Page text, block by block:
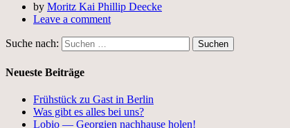
by Moritz Kai Phillip Deecke
Leave a comment
Suche nach:
Neueste Beiträge
Frühstück zu Gast in Berlin
Was gibt es alles bei uns?
Lobio — Georgien nachhause holen!